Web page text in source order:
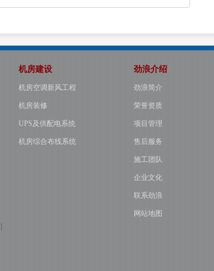
机房建设
机房空调新风工程
机房装修
UPS及供配电系统
机房综合布线系统
劲浪介绍
劲浪简介
荣誉资质
项目管理
售后服务
施工团队
企业文化
联系劲浪
网站地图
]